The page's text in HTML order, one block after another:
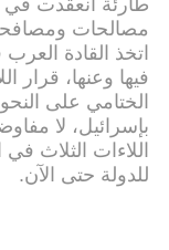
طارئة انعقدت في
مصالحات
اتخذ القادة
فيها وعنها، قرار
الختامي على
بإسرائيل، لا
اللاءات الثلاث
للدولة حتى الآن.